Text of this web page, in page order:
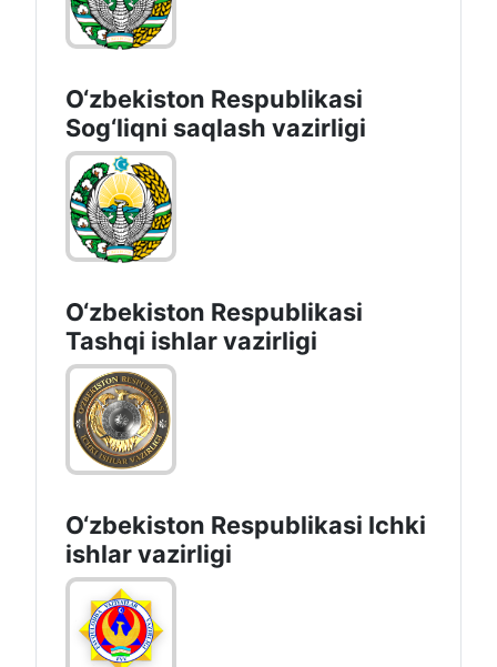
O‘zbеkistоn Rеspublikаsi
Sоg‘liqni saqlash vаzirligi
O‘zbеkistоn Rеspublikаsi
Tashqi ishlаr vаzirligi
O‘zbеkiston Rеspublikаsi Ichki
ishlаr vаzirligi